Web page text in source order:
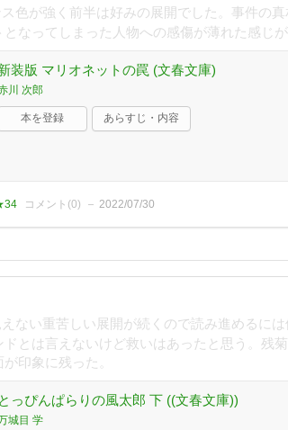
ス色が強く前半は好みの展開でした。事件の
なってしまった人物への感傷が薄れた感じが
装版 マリオネットの罠 (文春文庫)
川 次郎
本を登録 あらすじ・内容
コメント(0) 2022/07/30
ない重苦しい展開が続くので読み進めるには
ドとは言えないけど救いはあったと思う。残
印象に残った。
とっぴんぱらりの風太郎 下 ((文春文庫))
城目 学